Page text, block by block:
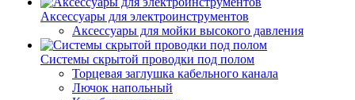
Аксессуары для электроинструментов
Аксессуары для мойки высокого давления
Системы скрытой проводки под полом
Торцевая заглушка кабельного канала
Лючок напольный